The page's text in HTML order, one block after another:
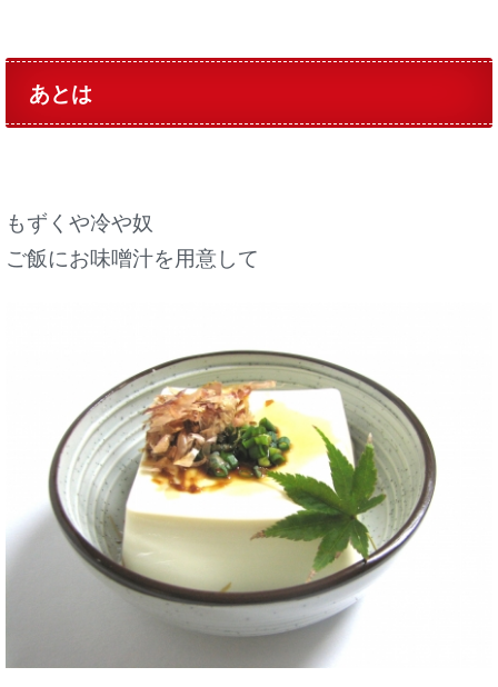
あとは
もずくや冷や奴
ご飯にお味噌汁を用意して